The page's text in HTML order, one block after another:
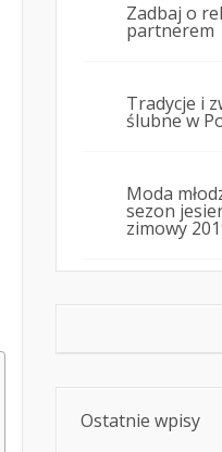
Zadbaj o
partnerem
Tradycje i
ślubne w
Moda
sezon
zimowy
Ostatnie wpisy